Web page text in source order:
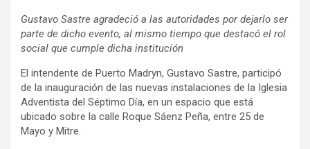
Gustavo Sastre agradeció a las autoridades por dejarlo ser
parte de dicho evento, al mismo tiempo que destacó el rol
social que cumple dicha institución
El intendente de Puerto Madryn, Gustavo Sastre, participó
de la inauguración de las nuevas instalaciones de la Iglesia
Adventista del Séptimo Día, en un espacio que está
ubicado sobre la calle Roque Sáenz Peña, entre 25 de
Mayo y Mitre.